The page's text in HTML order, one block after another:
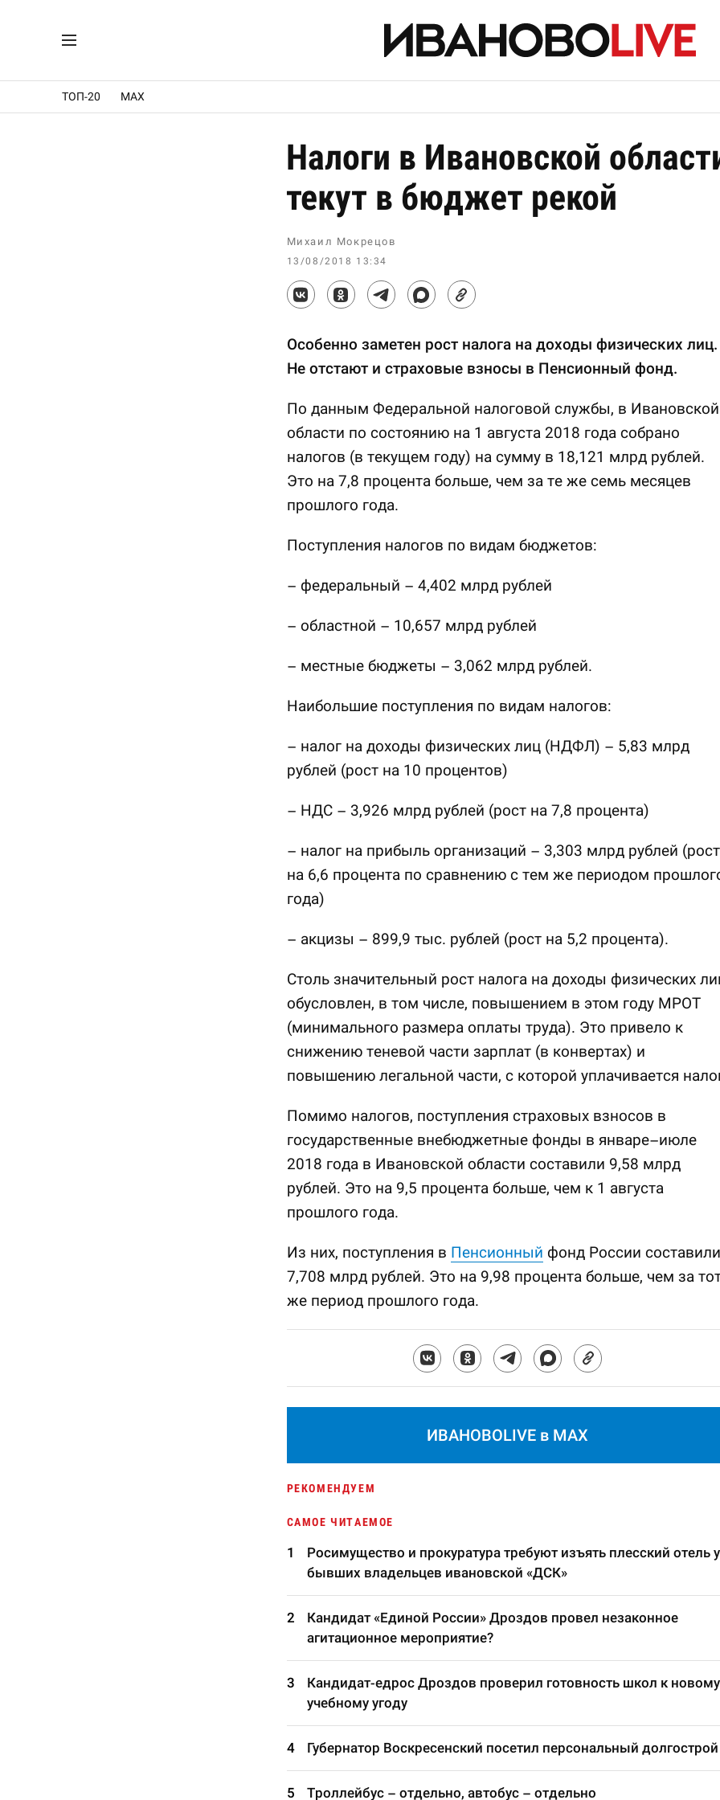
ТОП-20 MAX
Налоги в Ивановской
текут в бюджет рекой
Михаил Мокрецов
13/08/2018 13:34
Особенно заметен рост налога на доходы физических лиц.
Не отстают и страховые взносы в Пенсионный фонд.
По данным Федеральной налоговой службы, в Ивановской
области по состоянию на 1 августа 2018 года собрано
налогов (в текущем году) на сумму в 18,121 млрд рублей.
Это на 7,8 процента больше, чем за те же семь месяцев
прошлого года.
Поступления налогов по видам бюджетов:
– федеральный – 4,402 млрд рублей
– областной – 10,657 млрд рублей
– местные бюджеты – 3,062 млрд рублей.
Наибольшие поступления по видам налогов:
– налог на доходы физических лиц (НДФЛ) – 5,83 млрд
рублей (рост на 10 процентов)
– НДС – 3,926 млрд рублей (рост на 7,8 процента)
– налог на прибыль организаций – 3,303 млрд рублей (рост
на 6,6 процента по сравнению с тем же периодом
года)
– акцизы – 899,9 тыс. рублей (рост на 5,2 процента).
Столь значительный рост налога на доходы физических
обусловлен, в том числе, повышением в этом году МРОТ
(минимального размера оплаты труда). Это привело к
снижению теневой части зарплат (в конвертах) и
повышению легальной части, с которой уплачивается
Помимо налогов, поступления страховых взносов в
государственные внебюджетные фонды в январе–июле
2018 года в Ивановской области составили 9,58 млрд
рублей. Это на 9,5 процента больше, чем к 1 августа
прошлого года.
Из них, поступления в Пенсионный фонд России составили
7,708 млрд рублей. Это на 9,98 процента больше, чем за
же период прошлого года.
ИВАНОВОLIVE в MAX
РЕКОМЕНДУЕМ
САМОЕ ЧИТАЕМОЕ
Росимущество и прокуратура требуют изъять плесский отель у
бывших владельцев ивановской «ДСК»
Кандидат «Единой России» Дроздов провел незаконное
агитационное мероприятие?
Кандидат-едрос Дроздов проверил готовность школ к новому
учебному угоду
Губернатор Воскресенский посетил персональный долгострой
Троллейбус – отдельно, автобус – отдельно